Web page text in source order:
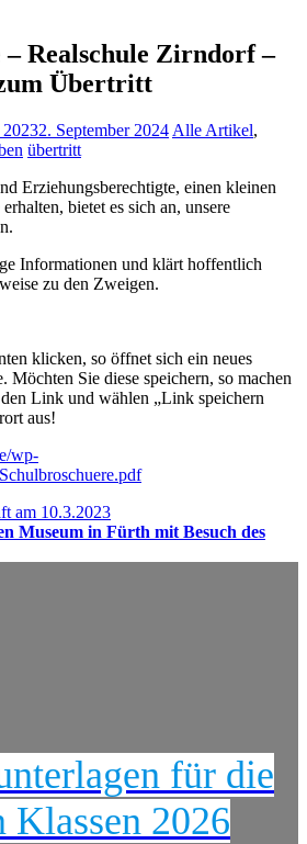
– Realschule Zirndorf –
Übertritt
2. September 2024 Alle Artikel,
übertritt
Erziehungsberechtigte, einen kleinen
bietet es sich an, unsere
Informationen und klärt hoffentlich
zu den Zweigen.
klicken, so öffnet sich ein neues
Möchten Sie diese speichern, so machen
Link und wählen „Link speichern
aus!
wp-
am 10.3.2023
Museum in Fürth mit Besuch des
für die
Klassen 2026